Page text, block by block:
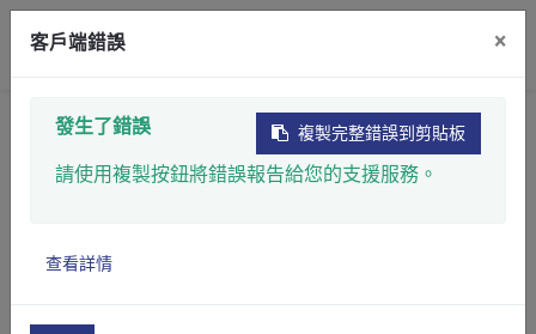
首頁 產品 醫療保健與生命科學
微生物學
客戶端錯誤 ×
複製完整錯誤到剪貼板
發生了錯誤
請使用複製按鈕將錯誤報告給您的支援服務。
查看詳情